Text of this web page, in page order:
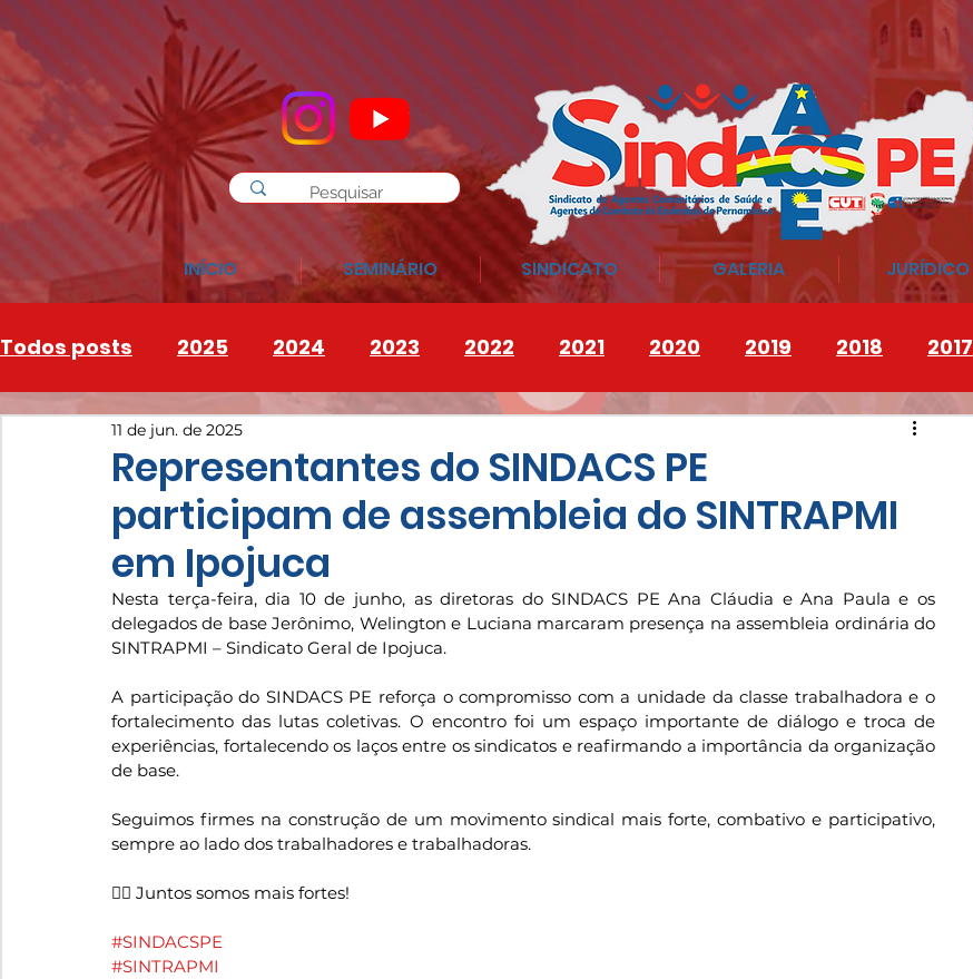
INÍCIO SEMINÁRIO SINDICATO GALERIA JURÍDICO
Todos posts 2025 2024 2023 2022 2021 2020 2019 2018 2017
INSTAGRAM 2026
Representantes do SINDACS PE
participam de assembleia do SINTRAPMI
em Ipojuca
11 de jun. de 2025
Nesta terça-feira, dia 10 de junho, as diretoras do SINDACS PE Ana Cláudia e Ana Paula e os
delegados de base Jerônimo, Welington e Luciana marcaram presença na assembleia ordinária do
SINTRAPMI – Sindicato Geral de Ipojuca.
A participação do SINDACS PE reforça o compromisso com a unidade da classe trabalhadora e o
fortalecimento das lutas coletivas. O encontro foi um espaço importante de diálogo e troca de
experiências, fortalecendo os laços entre os sindicatos e reafirmando a importância da organização
de base.
Seguimos firmes na construção de um movimento sindical mais forte, combativo e participativo,
sempre ao lado dos trabalhadores e trabalhadoras.
✊🏽 Juntos somos mais fortes!
#SINDACSPE
#SINTRAPMI